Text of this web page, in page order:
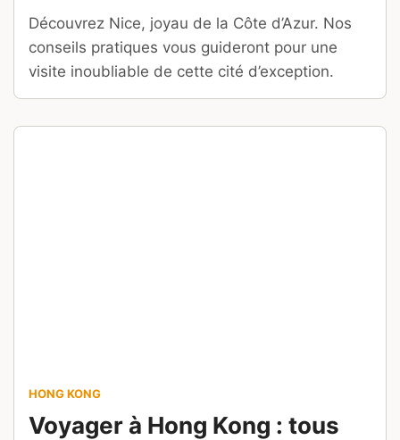
Découvrez Nice, joyau de la Côte d’Azur. Nos
conseils pratiques vous guideront pour une
visite inoubliable de cette cité d’exception.
HONG KONG
Voyager à Hong Kong : tous